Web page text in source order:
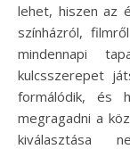
lehet, hiszen az
színházról,
mindennapi
kulcsszerepet
formálódik, és
megragadni a
kiválasztása